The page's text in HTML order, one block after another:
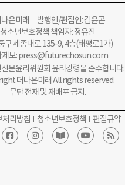
나은미래 발행인/편집인: 김윤곤
청소년보호정책 책임자: 정유진
구 세종대로 135-9, 4층(태평로1가)
보:press@futurechosun.com
문윤리위원회 윤리강령을 준수합니다.
더나은미래 All rights reserved.
무단 전재 및 재배포 금지.
처리방침 청소년보호정책 편집규약